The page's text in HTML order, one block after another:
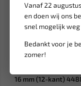
Vanaf 22
en doen wij ons
snel mogelijk
Bedankt voor je
zomer!Leverbaar
16 mm (12-kant)